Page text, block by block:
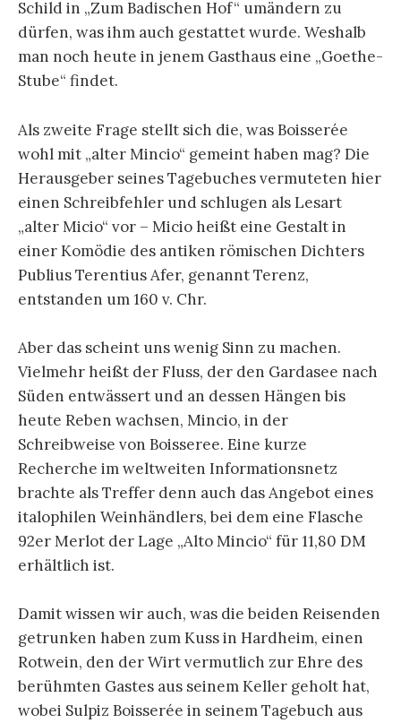
Schild in „Zum Badischen Hof“ umändern zu
dürfen, was ihm auch gestattet wurde. Weshalb
man noch heute in jenem Gasthaus eine „Goethe-
Stube“ findet.
Als zweite Frage stellt sich die, was Boisserée
wohl mit „alter Mincio“ gemeint haben mag? Die
Herausgeber seines Tagebuches vermuteten hier
einen Schreibfehler und schlugen als Lesart
„alter Micio“ vor – Micio heißt eine Gestalt in
einer Komödie des antiken römischen Dichters
Publius Terentius Afer, genannt Terenz,
entstanden um 160 v. Chr.
Aber das scheint uns wenig Sinn zu machen.
Vielmehr heißt der Fluss, der den Gardasee nach
Süden entwässert und an dessen Hängen bis
heute Reben wachsen, Mincio, in der
Schreibweise von Boisseree. Eine kurze
Recherche im weltweiten Informationsnetz
brachte als Treffer denn auch das Angebot eines
italophilen Weinhändlers, bei dem eine Flasche
92er Merlot der Lage „Alto Mincio“ für 11,80 DM
erhältlich ist.
Damit wissen wir auch, was die beiden Reisenden
getrunken haben zum Kuss in Hardheim, einen
Rotwein, den der Wirt vermutlich zur Ehre des
berühmten Gastes aus seinem Keller geholt hat,
wobei Sulpiz Boisserée in seinem Tagebuch aus